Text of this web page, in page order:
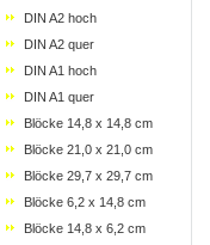
DIN A2 hoch
DIN A2 quer
DIN A1 hoch
DIN A1 quer
Blöcke 14,8 x 14,8 cm
Blöcke 21,0 x 21,0 cm
Blöcke 29,7 x 29,7 cm
Blöcke 6,2 x 14,8 cm
Blöcke 14,8 x 6,2 cm